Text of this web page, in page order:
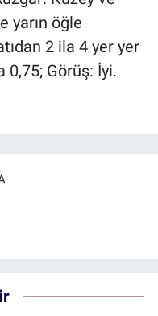
yarın öğle
2 ila 4 yer yer
0,75; Görüş: İyi.